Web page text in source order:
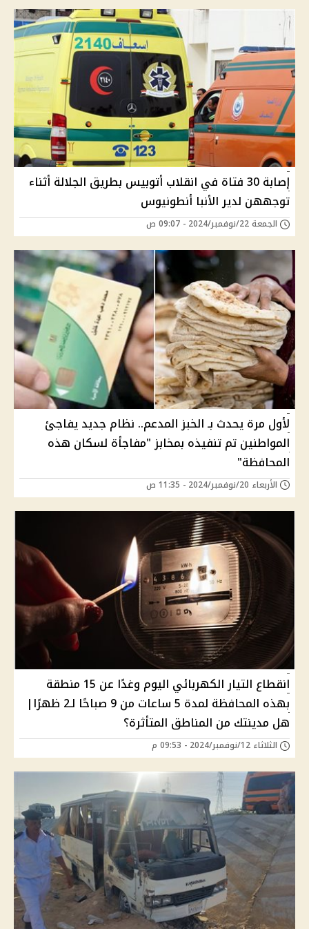
إصابة 30 فتاة في انقلاب أتوبيس بطريق الجلالة أثناء
توجههن لدير الأنبا أنطونيوس
الجمعة 22/نوفمبر/2024 - 09:07 ص
لأول مرة يحدث بـ الخبز المدعم.. نظام جديد يفاجئ
المواطنين تم تنفيذه بمخابز "مفاجأة لسكان هذه
المحافظة"
الأربعاء 20/نوفمبر/2024 - 11:35 ص
انقطاع التيار الكهربائي اليوم وغدًا عن 15 منطقة
بهذه المحافظة لمدة 5 ساعات من 9 صباحًا لـ2 ظهرًا|
هل مدينتك من المناطق المتأثرة؟
الثلاثاء 12/نوفمبر/2024 - 09:53 م